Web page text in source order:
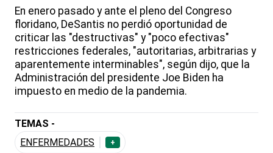
En enero pasado y ante el pleno del Congreso
floridano, DeSantis no perdió oportunidad de
criticar las "destructivas" y "poco efectivas"
restricciones federales, "autoritarias, arbitrarias y
aparentemente interminables", según dijo, que la
Administración del presidente Joe Biden ha
impuesto en medio de la pandemia.
TEMAS -
ENFERMEDADES
+